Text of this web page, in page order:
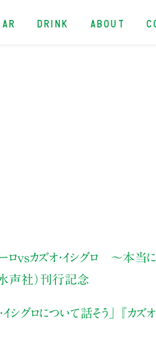
DRINK ABOUT
ーロvsカズオ・イシグロ ～本
（水声社）刊行記念
イシグロについて話そう」
『カズ